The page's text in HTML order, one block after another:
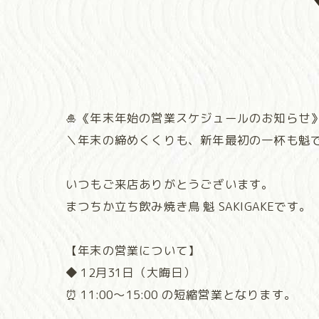
🎍《年末年始の営業スケジュールのお知らせ
＼年末の締めくくりも、新年最初の一杯も魁
いつもご来店ありがとうございます。
まつちか立ち飲み焼き鳥 魁 SAKIGAKEです。
【年末の営業について】
◆ 12月31日（大晦日）
⏰ 11:00〜15:00 の短縮営業となります。